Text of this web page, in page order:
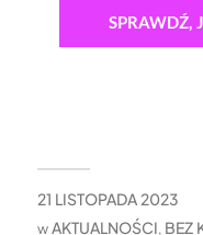
SPRAWDŹ,
21 LISTOPADA 2023
wAKTUALNOŚCI, BEZ